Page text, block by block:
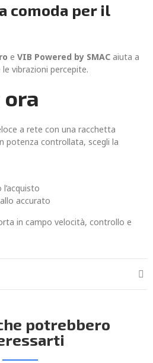
comoda per il
e VIB Powered by SMAC aiuta a
vibrazioni percepite.
a rete con una racchetta
potenza controllata, scegli la
accurato
in campo velocità, controllo e
potrebbero